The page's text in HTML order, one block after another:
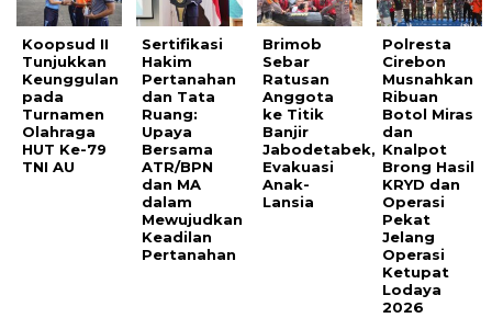
Koopsud II
Tunjukkan
Keunggulan
pada
Turnamen
Olahraga
HUT Ke-79
TNI AU
Sertifikasi
Hakim
Pertanahan
dan Tata
Ruang:
Upaya
Bersama
ATR/BPN
dan MA
dalam
Mewujudkan
Keadilan
Pertanahan
Brimob
Sebar
Ratusan
Anggota
ke Titik
Banjir
Jabodetabek,
Evakuasi
Anak-
Lansia
Polresta
Cirebon
Musnahkan
Ribuan
Botol Miras
dan
Knalpot
Brong Hasil
KRYD dan
Operasi
Pekat
Jelang
Operasi
Ketupat
Lodaya
2026